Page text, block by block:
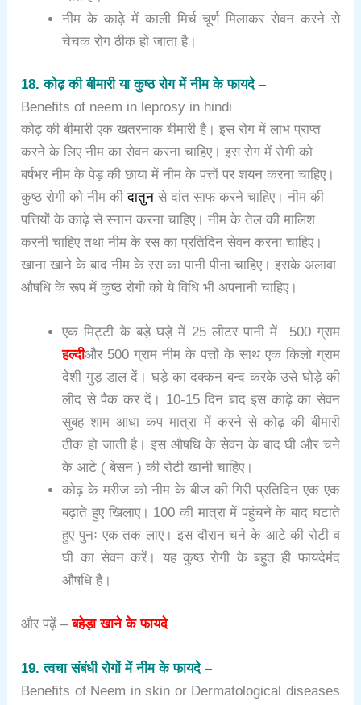
नीम के काढ़े में काली मिर्च चूर्ण मिलाकर सेवन करने से
चेचक रोग ठीक हो जाता है।
18. कोढ़ की बीमारी या कुष्ठ रोग में नीम के फायदे –
Benefits of neem in leprosy in hindi
कोढ़ की बीमारी एक खतरनाक बीमारी है। इस रोग में लाभ प्राप्त
करने के लिए नीम का सेवन करना चाहिए। इस रोग में रोगी को
बर्षभर नीम के पेड़ की छाया में नीम के पत्तों पर शयन करना चाहिए।
कुष्ठ रोगी को नीम कीदातुन से दांत साफ करने चाहिए। नीम की
पत्तियों के काढ़े से स्नान करना चाहिए। नीम के तेल की मालिश
करनी चाहिए तथा नीम के रस का प्रतिदिन सेवन करना चाहिए।
खाना खाने के बाद नीम के रस का पानी पीना चाहिए। इसके अलावा
औषधि के रूप में कुष्ठ रोगी को ये विधि भी अपनानी चाहिए।
एक मिट्टी के बड़े घड़े में 25 लीटर पानी में 500 ग्राम
हल्दीऔर 500 ग्राम नीम के पत्तों के साथ एक किलो ग्राम
देशी गुड़ डाल दें। घड़े का दक्कन बन्द करके उसे घोड़े की
लीद से पैक कर दें। 10-15 दिन बाद इस काढ़े का सेवन
सुबह शाम आधा कप मात्रा में करने से कोढ़ की बीमारी
ठीक हो जाती है। इस औषधि के सेवन के बाद घी और चने
के आटे ( बेसन ) की रोटी खानी चाहिए।
कोढ़ के मरीज को नीम के बीज की गिरी प्रतिदिन एक एक
बढ़ाते हुए खिलाए। 100 की मात्रा में पहुंचने के बाद घटाते
हुए पुनः एक तक लाए। इस दौरान चने के आटे की रोटी व
घी का सेवन करें। यह कुष्ठ रोगी के बहुत ही फायदेमंद
औषधि है।
और पढ़ें – बहेड़ा खाने के फायदे
19. त्वचा संबंधी रोगों में नीम के फायदे –
Benefits of Neem in skin or Dermatological diseases